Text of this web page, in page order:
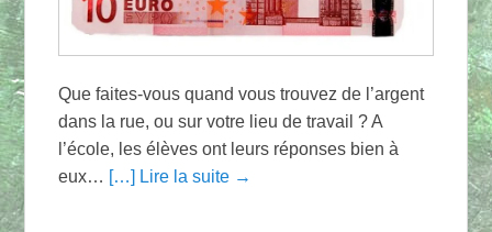
Que faites-vous quand vous trouvez de l’argent
dans la rue, ou sur votre lieu de travail ? A
l’école, les élèves ont leurs réponses bien à
eux… […] Lire la suite →